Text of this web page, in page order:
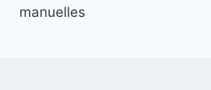
manuelles